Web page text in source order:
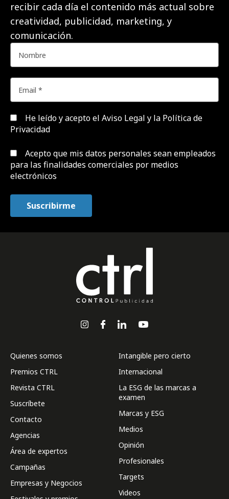
recibir cada día el contenido más actual sobre
creatividad, publicidad, marketing, y
comunicación.
He leído y acepto el Aviso Legal y la Política de
Privacidad
Acepto que mis datos personales sean empleados
para las finalidades comerciales por medios
electrónicos
Quienes somos
Premios CTRL
Revista CTRL
Suscríbete
Contacto
Agencias
Área de expertos
Campañas
Empresas y Negocios
Intangible pero cierto
Internacional
La ESG de las marcas a
examen
Marcas y ESG
Medios
Opinión
Profesionales
Targets
Videos